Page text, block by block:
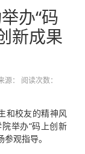
办“码
新成果
： 阅读次数：
和校友的精神风
举办“码上创新
观指导。